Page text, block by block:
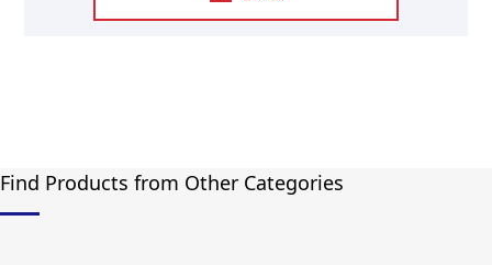
Find Products from Other Categories